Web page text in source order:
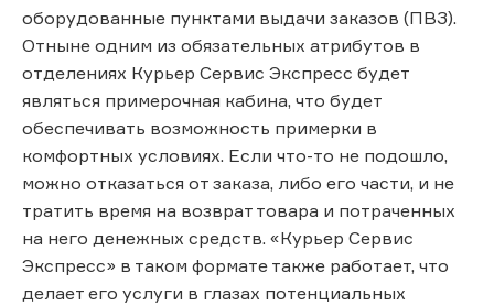
оборудованные пунктами выдачи заказов (ПВЗ).
Отныне одним из обязательных атрибутов в
отделениях Курьер Сервис Экспресс будет
являться примерочная кабина, что будет
обеспечивать возможность примерки в
комфортных условиях. Если что-то не подошло,
можно отказаться от заказа, либо его части, и не
тратить время на возврат товара и потраченных
на него денежных средств. «Курьер Сервис
Экспресс» в таком формате также работает, что
делает его услуги в глазах потенциальных